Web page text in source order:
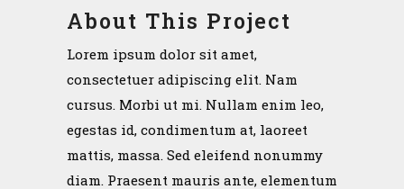
About This Project
Lorem ipsum dolor sit amet,
consectetuer adipiscing elit. Nam
cursus. Morbi ut mi. Nullam enim leo,
egestas id, condimentum at, laoreet
mattis, massa. Sed eleifend nonummy
diam. Praesent mauris ante, elementum